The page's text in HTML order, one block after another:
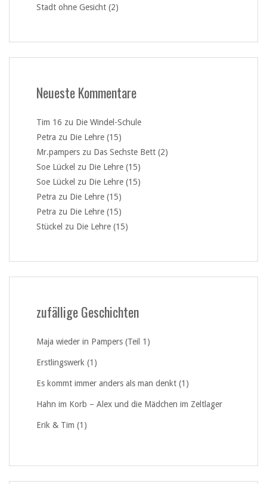
Stadt ohne Gesicht (2)
Neueste Kommentare
Tim 16 zu Die Windel-Schule
Petra zu Die Lehre (15)
Mr.pampers zu Das Sechste Bett (2)
Soe Lückel zu Die Lehre (15)
Soe Lückel zu Die Lehre (15)
Petra zu Die Lehre (15)
Petra zu Die Lehre (15)
Stückel zu Die Lehre (15)
zufällige Geschichten
Maja wieder in Pampers (Teil 1)
Erstlingswerk (1)
Es kommt immer anders als man denkt (1)
Hahn im Korb – Alex und die Mädchen im Zeltlager
Erik & Tim (1)